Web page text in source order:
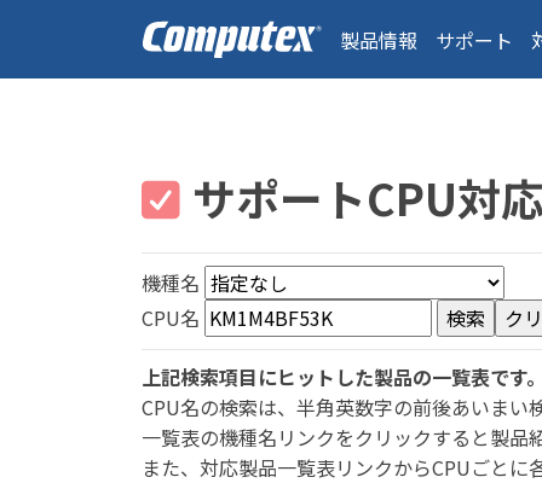
製品情報 サポート
サポートCPU対
機種名
CPU名
上記検索項目にヒットした製品の一覧表です。
CPU名の検索は、半角英数字の前後あいまい
一覧表の機種名リンクをクリックすると製品
また、対応製品一覧表リンクからCPUごとに